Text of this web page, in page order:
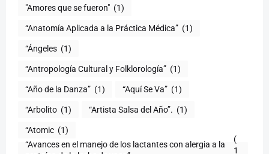
"Amores que se fueron" (1)
“Anatomía Aplicada a la Práctica Médica” (1)
“Ángeles (1)
“Antropología Cultural y Folklorología” (1)
“Año de la Danza” (1) “Aquí Se Va” (1)
“Arbolito (1) “Artista Salsa del Año”. (1)
“Atomic (1)
“Avances en el manejo de los lactantes con alergia a la
(
1